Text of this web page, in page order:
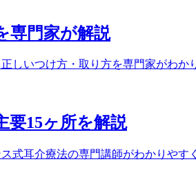
専門家が解説
いつけ方・取り方を専門家がわか
要15ヶ所を解説
耳介療法の専門講師がわかりやす